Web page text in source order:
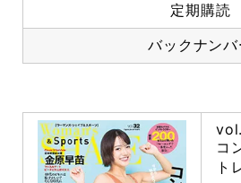
定期購読
バックナンバ
コ
ト